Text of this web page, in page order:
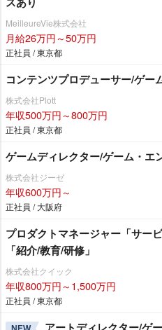
MeilleureVie株式会社
月給26万円～50万円
正社員 / 東京都
コンテンツプロデューサー/ゲー
株式会社Plott
年収500万円～800万円
正社員 / 東京都
ゲームディレクター/ゲーム・エ
株式会社ジーゼ
年収600万円～
正社員 / 大阪府
プロダクトマネージャー「サー
「紹介/教育/研修」
株式会社クイック
年収800万円～1,500万円
正社員 / 東京都